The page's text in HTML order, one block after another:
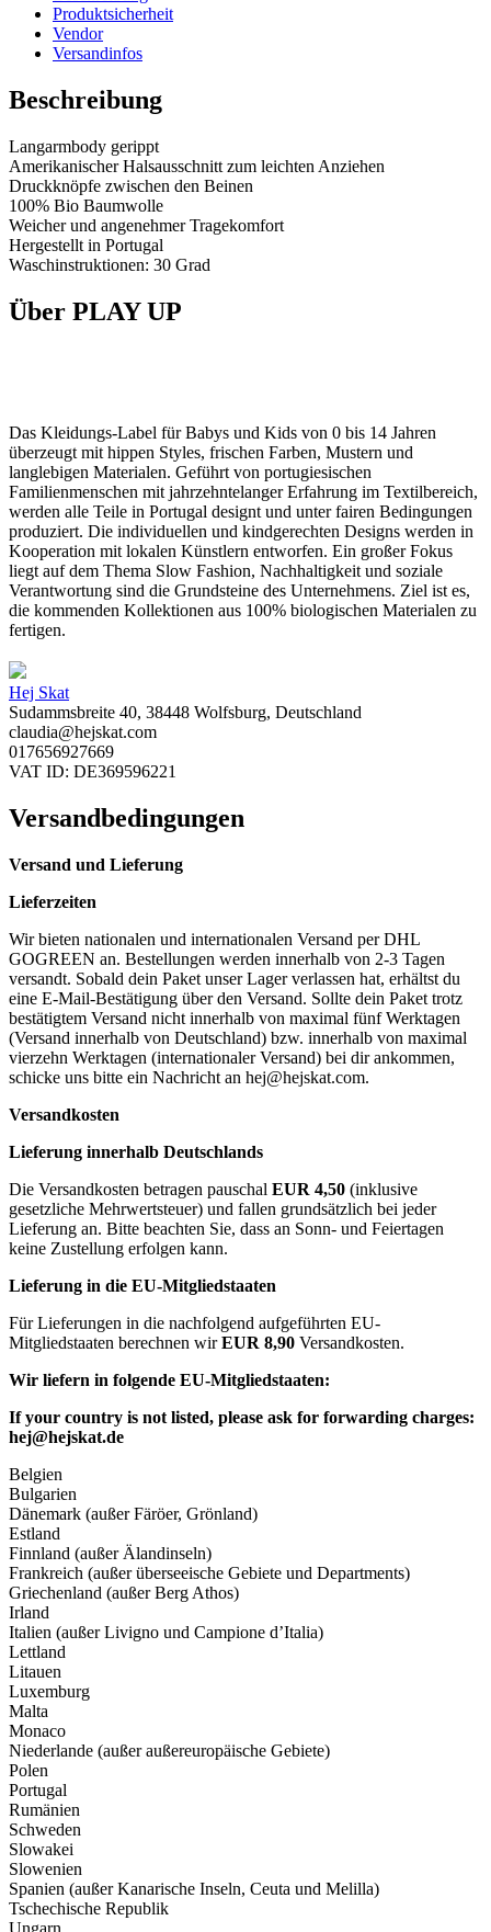
Produktsicherheit
Vendor
Versandinfos
Beschreibung
Langarmbody gerippt
Amerikanischer Halsausschnitt zum leichten Anziehen
Druckknöpfe zwischen den Beinen
100% Bio Baumwolle
Weicher und angenehmer Tragekomfort
Hergestellt in Portugal
Waschinstruktionen: 30 Grad
Über PLAY UP
Das Kleidungs-Label für Babys und Kids von 0 bis 14 Jahren
überzeugt mit hippen Styles, frischen Farben, Mustern und
langlebigen Materialen. Geführt von portugiesischen
Familienmenschen mit jahrzehntelanger Erfahrung im Textilbereich,
werden alle Teile in Portugal designt und unter fairen Bedingungen
produziert. Die individuellen und kindgerechten Designs werden in
Kooperation mit lokalen Künstlern entworfen. Ein großer Fokus
liegt auf dem Thema Slow Fashion, Nachhaltigkeit und soziale
Verantwortung sind die Grundsteine des Unternehmens. Ziel ist es,
die kommenden Kollektionen aus 100% biologischen Materialen zu
fertigen.
Hej Skat
Sudammsbreite 40, 38448 Wolfsburg, Deutschland
claudia@hejskat.com
017656927669
VAT ID: DE369596221
Versandbedingungen
Versand und Lieferung
Lieferzeiten
Wir bieten nationalen und internationalen Versand per DHL
GOGREEN an. Bestellungen werden innerhalb von 2-3 Tagen
versandt. Sobald dein Paket unser Lager verlassen hat, erhältst du
eine E-Mail-Bestätigung über den Versand. Sollte dein Paket trotz
bestätigtem Versand nicht innerhalb von maximal fünf Werktagen
(Versand innerhalb von Deutschland) bzw. innerhalb von maximal
vierzehn Werktagen (internationaler Versand) bei dir ankommen,
schicke uns bitte ein Nachricht an hej@hejskat.com.
Versandkosten
Lieferung innerhalb Deutschlands
Die Versandkosten betragen pauschal EUR 4,50 (inklusive
gesetzliche Mehrwertsteuer) und fallen grundsätzlich bei jeder
Lieferung an. Bitte beachten Sie, dass an Sonn- und Feiertagen
keine Zustellung erfolgen kann.
Lieferung in die EU-Mitgliedstaaten
Für Lieferungen in die nachfolgend aufgeführten EU-
Mitgliedstaaten berechnen wirEUR 8,90 Versandkosten.
Wir liefern in folgende EU-Mitgliedstaaten:
If your country is not listed, please ask for forwarding charges:
hej@hejskat.de
Belgien
Bulgarien
Dänemark (außer Färöer, Grönland)
Estland
Finnland (außer Älandinseln)
Frankreich (außer überseeische Gebiete und Departments)
Griechenland (außer Berg Athos)
Irland
Italien (außer Livigno und Campione d’Italia)
Lettland
Litauen
Luxemburg
Malta
Monaco
Niederlande (außer außereuropäische Gebiete)
Polen
Portugal
Rumänien
Schweden
Slowakei
Slowenien
Spanien (außer Kanarische Inseln, Ceuta und Melilla)
Tschechische Republik